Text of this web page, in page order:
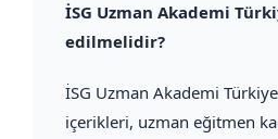
İSG Uzman Akademi
edilmelidir?
İSG Uzman Akademi
içerikleri, uzman eğitmen